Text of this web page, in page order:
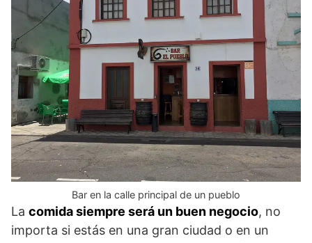
Bar en la calle principal de un pueblo
La comida siempre será un buen negocio, no
importa si estás en una gran ciudad o en un